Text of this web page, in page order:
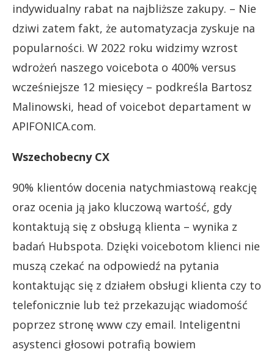
indywidualny rabat na najbliższe zakupy. – Nie
dziwi zatem fakt, że automatyzacja zyskuje na
popularności. W 2022 roku widzimy wzrost
wdrożeń naszego voicebota o 400% versus
wcześniejsze 12 miesięcy – podkreśla Bartosz
Malinowski, head of voicebot departament w
APIFONICA.com.
Wszechobecny CX
90% klientów docenia natychmiastową reakcję
oraz ocenia ją jako kluczową wartość, gdy
kontaktują się z obsługą klienta – wynika z
badań Hubspota. Dzięki voicebotom klienci nie
muszą czekać na odpowiedź na pytania
kontaktując się z działem obsługi klienta czy to
telefonicznie lub też przekazując wiadomość
poprzez stronę www czy email. Inteligentni
asystenci głosowi potrafią bowiem